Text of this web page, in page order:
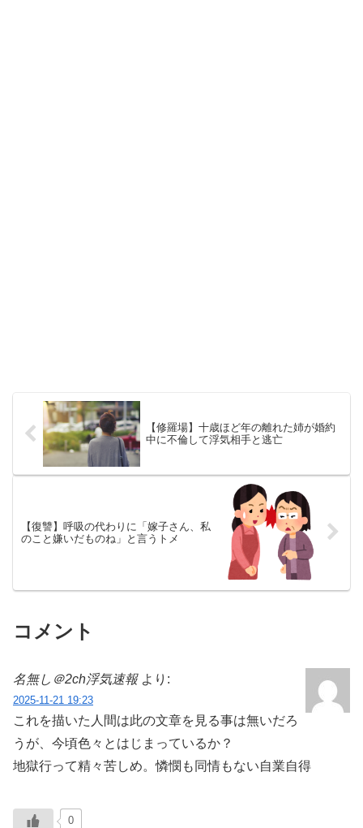
【修羅場】十歳ほど年の離れた姉が婚約
中に不倫して浮気相手と逃亡
【復讐】呼吸の代わりに「嫁子さん、私
のこと嫌いだものね」と言うトメ
コメント
名無し＠2ch浮気速報 より:
2025-11-21 19:23
これを描いた人間は此の文章を見る事は無いだろ
うが、今頃色々とはじまっているか？
地獄行って精々苦しめ。憐憫も同情もない自業自得
0